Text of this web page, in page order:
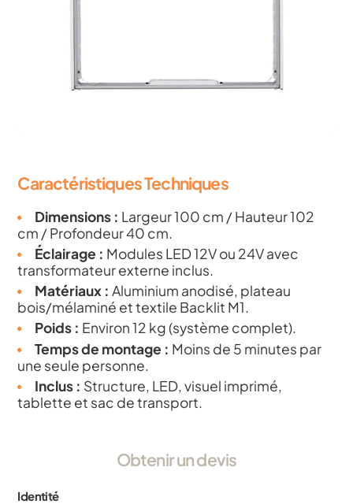
Caractéristiques Techniques
Dimensions : Largeur 100 cm / Hauteur 102
cm / Profondeur 40 cm.
Éclairage : Modules LED 12V ou 24V avec
transformateur externe inclus.
Matériaux : Aluminium anodisé, plateau
bois/mélaminé et textile Backlit M1.
Poids : Environ 12 kg (système complet).
Temps de montage : Moins de 5 minutes par
une seule personne.
Inclus : Structure, LED, visuel imprimé,
tablette et sac de transport.
Obtenir un devis
Identité